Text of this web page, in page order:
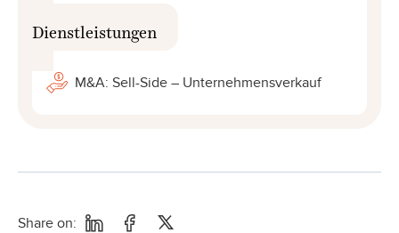
Dienstleistungen
M&A: Sell-Side – Unternehmensverkauf
Share on: